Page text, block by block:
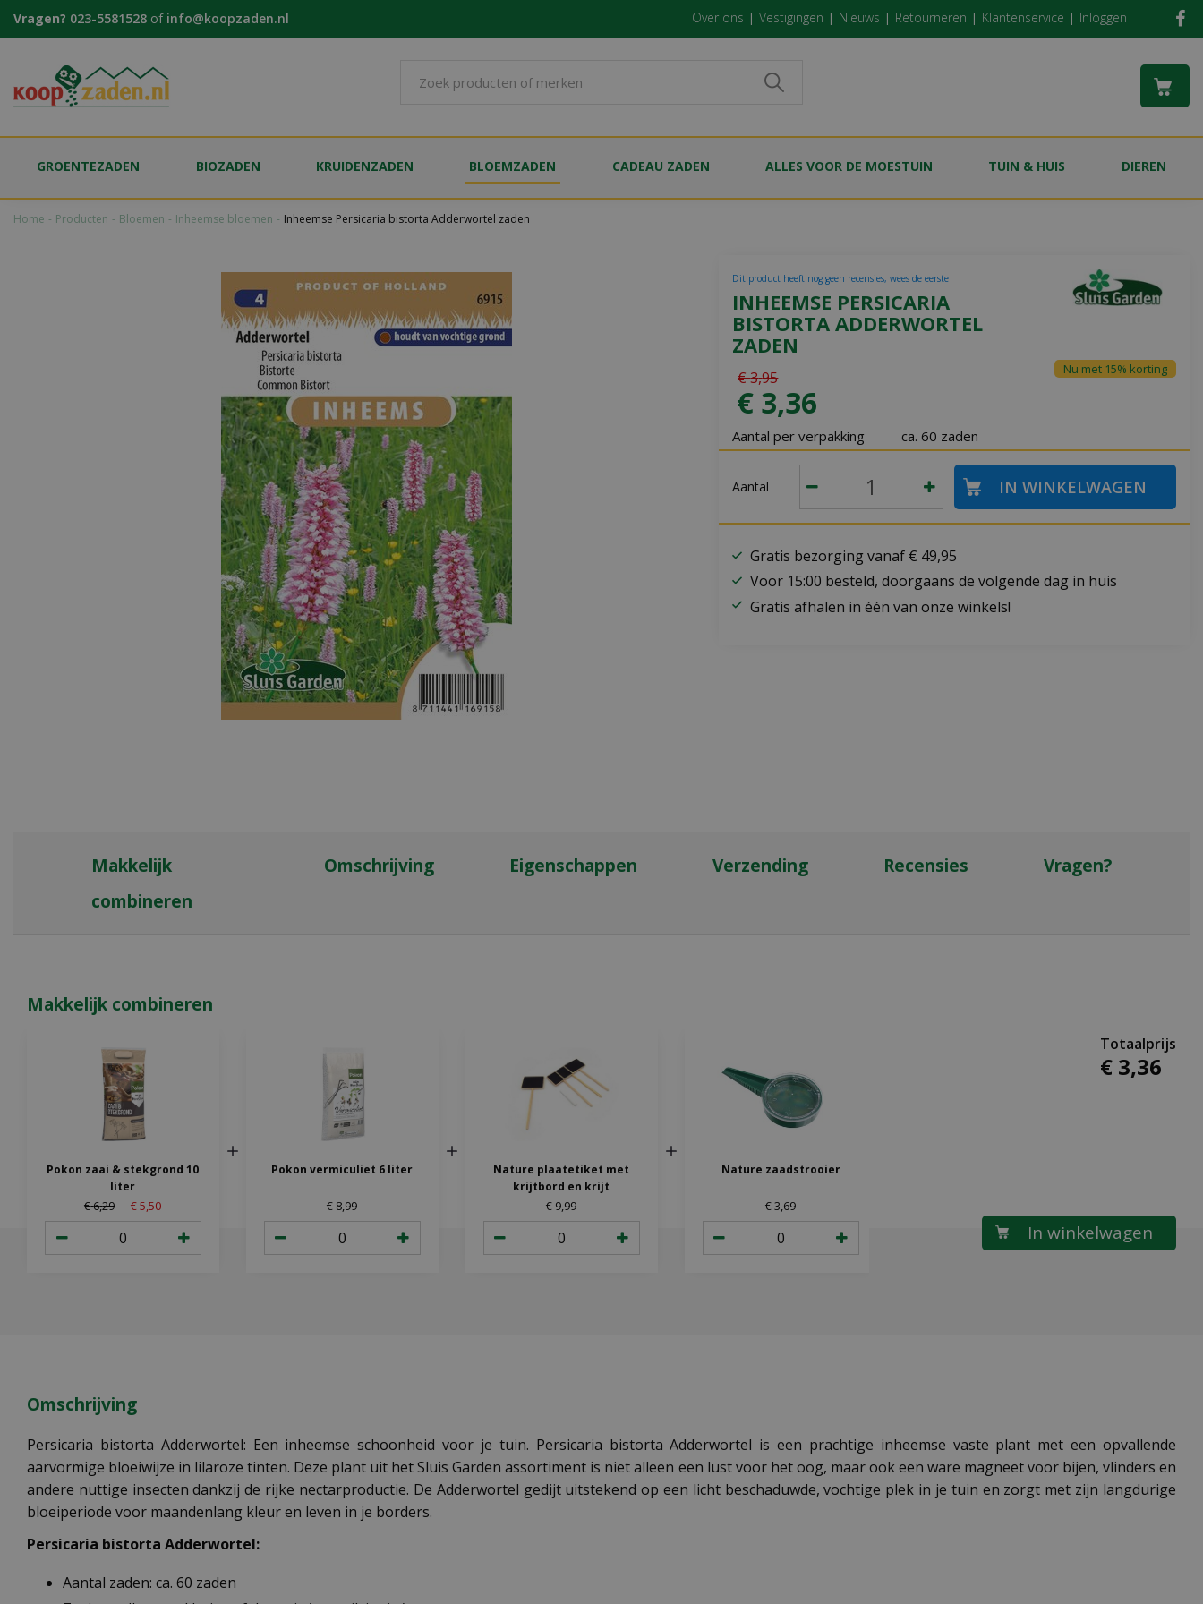
naar
Home Producten Bloemen Inheemse bloemen Inheemse Persicaria bistorta Adderwortel zaden
Vragen? 023-5581528 of info@koopzaden.nl Over ons Vestigingen Nieuws Retourneren Klantenservice Inloggen
GROENTEZADEN BIOZADEN KRUIDENZADEN BLOEMZADEN CADEAU ZADEN ALLES VOOR DE MOESTUIN TUIN & HUIS DIEREN
INHEEMSE PERSICARIA
BISTORTA ADDERWORTEL
ZADEN
Dit product heeft nog geen recensies, wees de eerste
€3,95
€ 3,36
Nu met 15% korting
Aantal per verpakking ca. 60 zaden
Aantal
Gratis bezorging vanaf € 49,95
Voor 15:00 besteld, doorgaans de volgende dag in huis
Gratis afhalen in één van onze winkels!
Makkelijk
combineren
Omschrijving Eigenschappen Verzending Recensies Vragen?
Makkelijk combineren
Pokon zaai & stekgrond 10
liter
€6,29 €5,50
Pokon vermiculiet 6 liter
€ 8,99
Nature plaatetiket met
krijtbord en krijt
€ 9,99
Nature zaadstrooier
€3,69
€ 3,36
Omschrijving
Persicaria bistorta Adderwortel: Een inheemse schoonheid voor je tuin. Persicaria bistorta Adderwortel is een prachtige inheemse vaste plant met een opvallende
aarvormige bloeiwijze in lilaroze tinten. Deze plant uit het Sluis Garden assortiment is niet alleen een lust voor het oog, maar ook een ware magneet voor bijen, vlinders en
andere nuttige insecten dankzij de rijke nectarproductie. De Adderwortel gedijt uitstekend op een licht beschaduwde, vochtige plek in je tuin en zorgt met zijn langdurige
bloeiperiode voor maandenlang kleur en leven in je borders.
Persicaria bistorta Adderwortel:
Aantal zaden: ca. 60 zaden